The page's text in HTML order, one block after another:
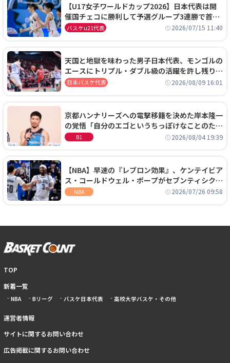
【U17女子ワールドカップ2026】日本代表は開
催国チェコに勝利して予選グループ3連勝で首位
通過！準々決勝の相手はエジプトに決定
バスケu21代表 2026/07/15 11:40
天国と地獄を味わった男子日本代表、モンゴルの
エースにトリプル・ダブル級の活躍を許し残り
0.4秒に失点する悔しい敗戦
日本バスケ代表 2026/08/09 16:01
京都ハンナリーズへの電撃移籍を決めた岸本隆一
の覚悟「自分のエゴというちっぽけなことのため
に、京都に来たわけではない」
B1 2026/08/04 19:39
【NBA】早速の『レブロン効果』、ケンテイビア
ス・コールドウェル・ポープがセブンティシクサ
ーズに1年契約で加入
NBA 2026/07/26 09:58
TOP
新着一覧
NBA Bリーグ バスケ日本代表 高校大学バスケ・その他
運営者情報
サイトに関するお問い合わせ
広告掲載に関するお問い合わせ